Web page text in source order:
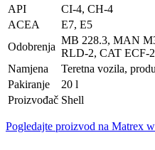
API
CI-4, CH-4
ACEA
E7, E5
Odobrenja
MB 228.3, MAN
RLD-2, CAT ECF-
Namjena
Teretna vozila,
Pakiranje
20 l
Proizvođač Shell
Pogledajte proizvod na Matrex